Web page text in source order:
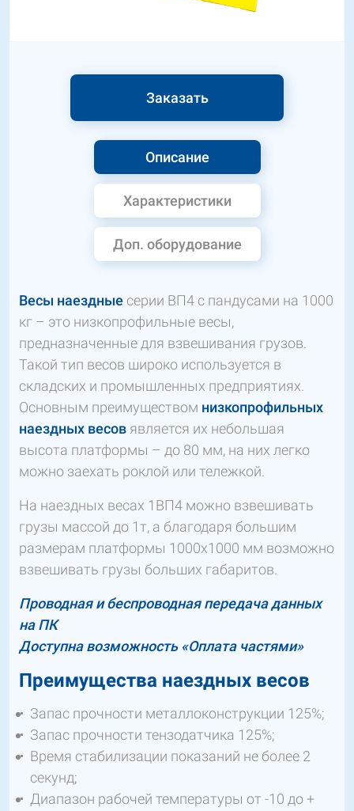
Описание
Характеристики
Доп. оборудование
Заказать
Весы наездные серии ВП4 с пандусами на 1000
кг – это низкопрофильные весы,
предназначенные для взвешивания грузов.
Такой тип весов широко используется в
складских и промышленных предприятиях.
Основным преимуществом низкопрофильных
наездных весов является их небольшая
высота платформы – до 80 мм, на них легко
можно заехать роклой или тележкой.
На наездных весах 1ВП4 можно взвешивать
грузы массой до 1т, а благодаря большим
размерам платформы 1000х1000 мм возможно
взвешивать грузы больших габаритов.
Проводная и беспроводная передача данных
на ПК
Доступна возможность «Оплата частями»
Преимущества наездных весов
Запас прочности металлоконструкции 125%;
Запас прочности тензодатчика 125%;
Время стабилизации показаний не более 2
секунд;
Диапазон рабочей температуры от -10 до +